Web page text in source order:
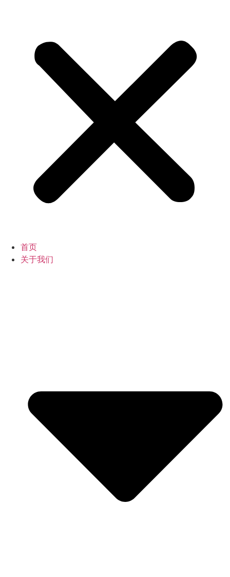
首页
关于我们